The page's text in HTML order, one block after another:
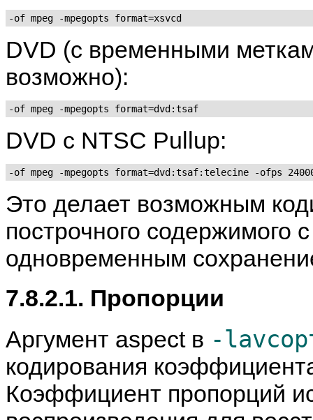
-of mpeg -mpegopts format=xsvcd
DVD (с временными
возможно):
-of mpeg -mpegopts format=dvd:tsaf
DVD с NTSC Pullup:
-of mpeg -mpegopts format=dvd:tsaf:telecine -ofps
Это делает возможным
построчного содержимого
одновременным
7.8.2.1. Пропорции
Аргумент aspect в -
кодирования
Коэффициент пропорций